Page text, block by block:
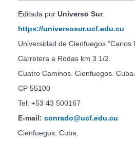
Editada por Universo Sur.
https://universosur.ucf.edu.cu
Universidad de Cienfuegos “Carlos
Carretera a Rodas km 3 1/2.
Cuatro Caminos. Cienfuegos. Cuba.
CP 55100
Tel: +53 43 500167
E-mail: conrado@ucf.edu.cu
Cienfuegos, Cuba.